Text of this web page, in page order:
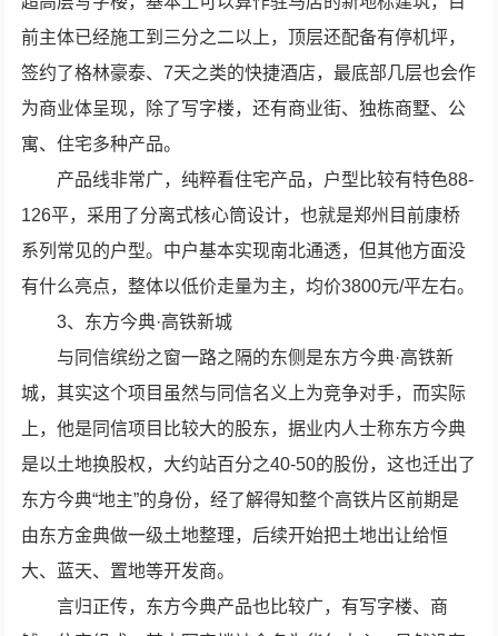
前主体已经施工到三分之二以上，顶层还配备有停机坪，
签约了格林豪泰、7天之类的快捷酒店，最底部几层也会作
为商业体呈现，除了写字楼，还有商业街、独栋商墅、公
寓、住宅多种产品。
产品线非常广，纯粹看住宅产品，户型比较有特色88-
126平，采用了分离式核心筒设计，也就是郑州目前康桥
系列常见的户型。中户基本实现南北通透，但其他方面没
有什么亮点，整体以低价走量为主，均价3800元/平左右。
3、东方今典·高铁新城
与同信缤纷之窗一路之隔的东侧是东方今典·高铁新
城，其实这个项目虽然与同信名义上为竞争对手，而实际
上，他是同信项目比较大的股东，据业内人士称东方今典
是以土地换股权，大约站百分之40-50的股份，这也迁出了
东方今典“地主”的身份，经了解得知整个高铁片区前期是
由东方金典做一级土地整理，后续开始把土地出让给恒
大、蓝天、置地等开发商。
言归正传，东方今典产品也比较广，有写字楼、商